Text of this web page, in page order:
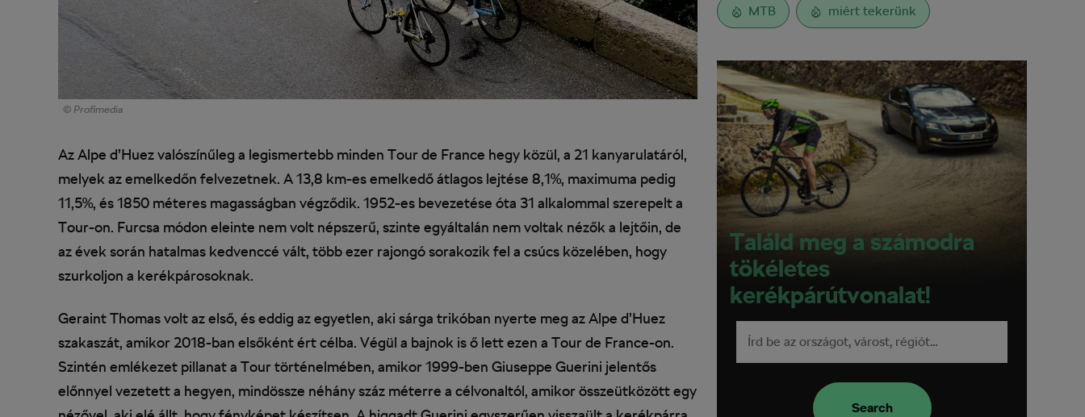
© Profimedia
Az Alpe d’Huez valószínűleg a legismertebb minden Tour de France hegy közül, a 21 kanyarulatáról,
melyek az emelkedőn felvezetnek. A 13,8 km-es emelkedő átlagos lejtése 8,1%, maximuma pedig
11,5%, és 1850 méteres magasságban végződik. 1952-es bevezetése óta 31 alkalommal szerepelt a
Tour-on. Furcsa módon eleinte nem volt népszerű, szinte egyáltalán nem voltak nézők a lejtőin, de
az évek során hatalmas kedvenccé vált, több ezer rajongó sorakozik fel a csúcs közelében, hogy
szurkoljon a kerékpárosoknak.
Geraint Thomas volt az első, és eddig az egyetlen, aki sárga trikóban nyerte meg az Alpe d’Huez
szakaszát, amikor 2018-ban elsőként ért célba. Végül a bajnok is ő lett ezen a Tour de France-on.
Szintén emlékezet pillanat a Tour történelmében, amikor 1999-ben Giuseppe Guerini jelentős
előnnyel vezetett a hegyen, mindössze néhány száz méterre a célvonaltól, amikor összeütközött egy
MTB miért tekerünk
Találd meg a számodra
tökéletes
kerékpárútvonalat!
Search